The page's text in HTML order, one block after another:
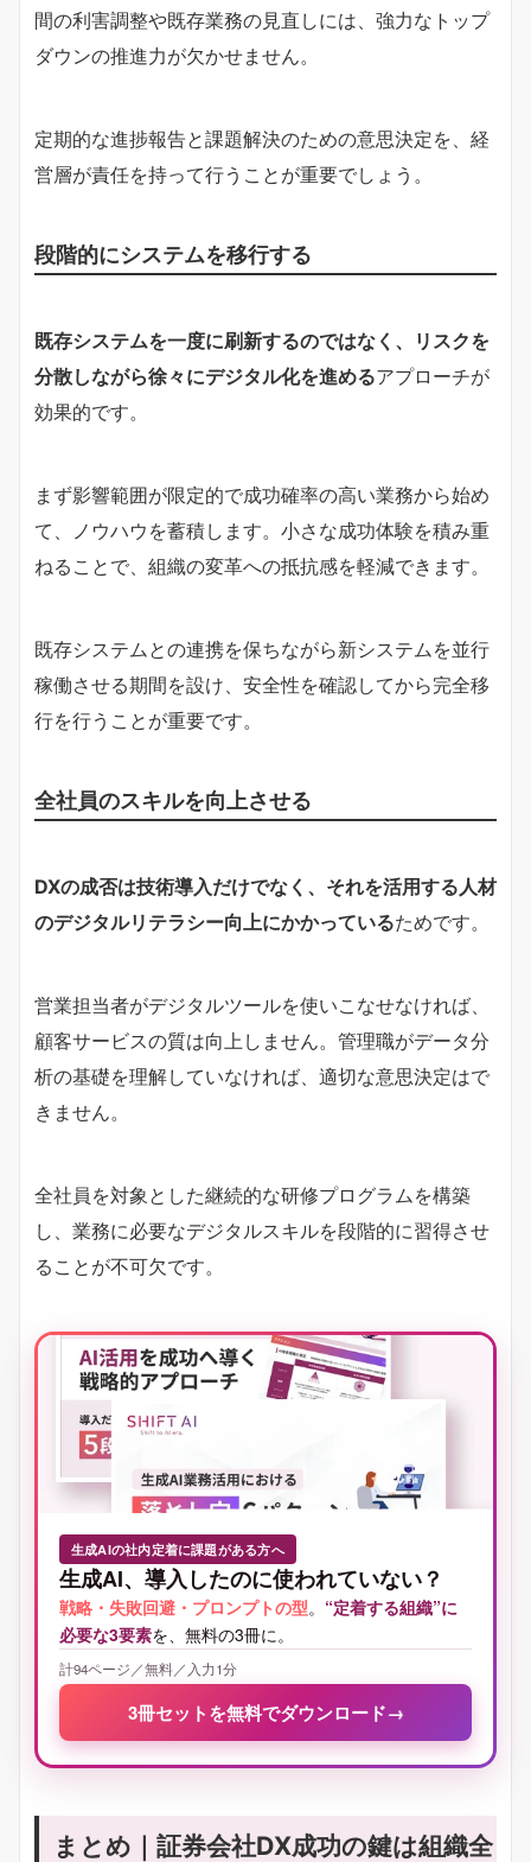
間の利害調整や既存業務の見直しには、強力なトップ
ダウンの推進力が欠かせません。
定期的な進捗報告と課題解決のための意思決定を、経
営層が責任を持って行うことが重要でしょう。
段階的にシステムを移行する
既存システムを一度に刷新するのではなく、リスクを
分散しながら徐々にデジタル化を進めるアプローチが
効果的です。
まず影響範囲が限定的で成功確率の高い業務から始め
て、ノウハウを蓄積します。小さな成功体験を積み重
ねることで、組織の変革への抵抗感を軽減できます。
既存システムとの連携を保ちながら新システムを並行
稼働させる期間を設け、安全性を確認してから完全移
行を行うことが重要です。
全社員のスキルを向上させる
DXの成否は技術導入だけでなく、それを活用する人材
のデジタルリテラシー向上にかかっているためです。
営業担当者がデジタルツールを使いこなせなければ、
顧客サービスの質は向上しません。管理職がデータ分
析の基礎を理解していなければ、適切な意思決定はで
きません。
全社員を対象とした継続的な研修プログラムを構築
し、業務に必要なデジタルスキルを段階的に習得させ
ることが不可欠です。
生成AIの社内定着に課題がある方へ
生成AI、導入したのに使われていない？
戦略・失敗回避・プロンプトの型。 “定着する組織”に
必要な3要素を、無料の3冊に。
計94ページ／無料／入力1分
3冊セットを無料でダウンロード→
まとめ｜証券会社DX成功の鍵は組織全